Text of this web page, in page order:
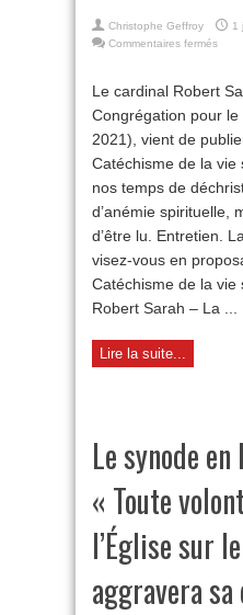
Christophe Geffroy
1
Commentaires ferméssur
vers
Ciel
Le cardinal Robert
Congrégation pour
2021), vient de
Catéchisme de la vie
nos temps de
d’anémie spirituelle,
d’être lu. Entretien.
visez-vous en
Catéchisme de la vie
Robert Sarah – La ...
Lire la suite...
Le synode en
« Toute
l’Église sur
aggravera